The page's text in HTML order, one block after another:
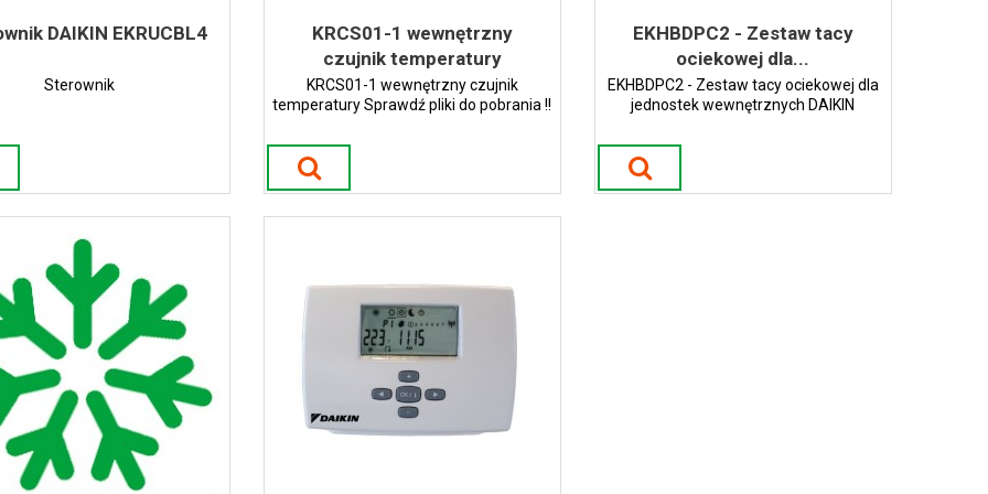
DAIKIN EKRUCBL4
Sterownik
KRCS01-1 wewnętrzny
czujnik temperatury
KRCS01-1 wewnętrzny czujnik
temperatury Sprawdź pliki do pobrania !!
EKHBDPC2 - Zestaw tacy
ociekowej dla...
EKHBDPC2 - Zestaw tacy ociekowej dla
jednostek wewnętrznych DAIKIN